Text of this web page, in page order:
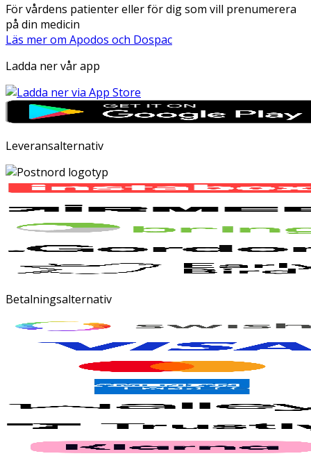
För vårdens patienter eller för dig som vill prenumerera
på din medicin
Läs mer om Apodos och Dospac
Ladda ner vår app
Leveransalternativ
Betalningsalternativ